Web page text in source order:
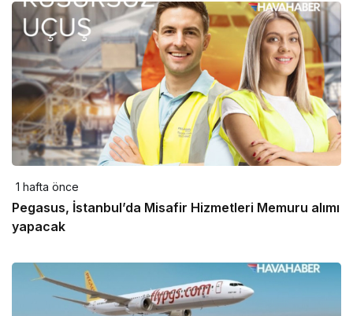
1 hafta önce
Pegasus, İstanbul’da Misafir Hizmetleri Memuru alımı
yapacak